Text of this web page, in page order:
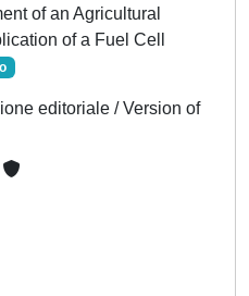
of an Agricultural
of a Fuel Cell
editoriale / Version of